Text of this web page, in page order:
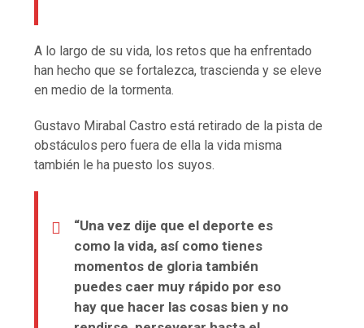
A lo largo de su vida, los retos que ha enfrentado
han hecho que se fortalezca, trascienda y se eleve
en medio de la tormenta.
Gustavo Mirabal Castro está retirado de la pista de
obstáculos pero fuera de ella la vida misma
también le ha puesto los suyos.
“Una vez dije que el deporte es
como la vida, así como tienes
momentos de gloria también
puedes caer muy rápido por eso
hay que hacer las cosas bien y no